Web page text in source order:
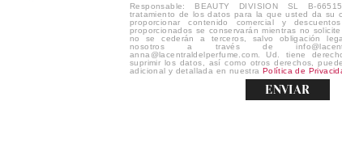
Responsable: BEAUTY DIVISION SL B-
tratamiento de los datos para la que usted da su
proporcionar contenido comercial y
proporcionados se conservarán mientras no
no se cederán a terceros, salvo obligación
nosotros a través de
anna@lacentraldelperfume.com. Ud. tiene
suprimir los datos, así como otros derechos,
adicional y detallada en nuestra Política de
ENVIAR